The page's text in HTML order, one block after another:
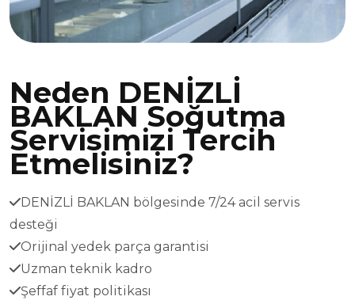
Neden DENİZLİ
BAKLAN Soğutma
Servisimizi Tercih
Etmelisiniz?
DENİZLİ BAKLAN bölgesinde 7/24 acil servis
desteği
Orijinal yedek parça garantisi
Uzman teknik kadro
Şeffaf fiyat politikası